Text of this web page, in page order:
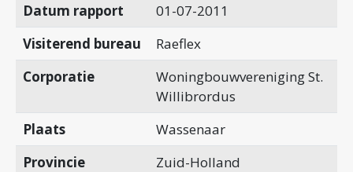
Datum rapport
01-07-2011
Visiterend bureau
Raeflex
Corporatie
Woningbouwvereniging St.
Willibrordus
Plaats
Wassenaar
Provincie
Zuid-Holland